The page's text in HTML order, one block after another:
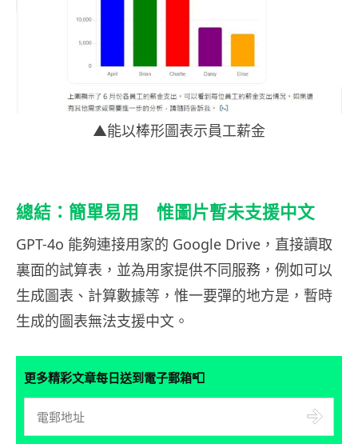
▲能以棒形圖表示員工薪金
總結：簡單易用 惟圖片暫未支援中文
GPT-4o 能夠連接用家的 Google Drive，直接讀取
裏面的試算表，並為用家提供不同服務，例如可以
生成圖表、計算數據等，惟一要彈的地方是，暫時
生成的圖表無法支援中文。
更多精彩文章每日送到電子郵箱📮